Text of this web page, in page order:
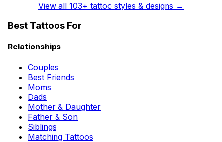
View all 103+ tattoo styles & designs →
Best Tattoos For
Relationships
Couples
Best Friends
Moms
Dads
Mother & Daughter
Father & Son
Siblings
Matching Tattoos